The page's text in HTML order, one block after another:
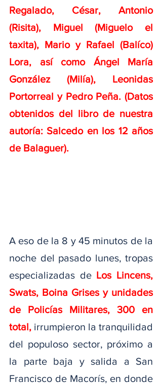
Regalado, César, Antonio
(Risita), Miguel (Miguelo el
taxita), Mario y Rafael (Balíco)
Lora, así como Ángel María
González (Milía), Leonidas
Portorreal y Pedro Peña. (Datos
obtenidos del libro de nuestra
autoría: Salcedo en los 12 años
de Balaguer).
A eso de la 8 y 45 minutos de la
noche del pasado lunes, tropas
especializadas de Los Lincens,
Swats, Boina Grises y unidades
de Policías Militares, 300 en
total, irrumpieron la tranquilidad
del populoso sector, próximo a
la parte baja y salida a San
Francisco de Macorís, en donde